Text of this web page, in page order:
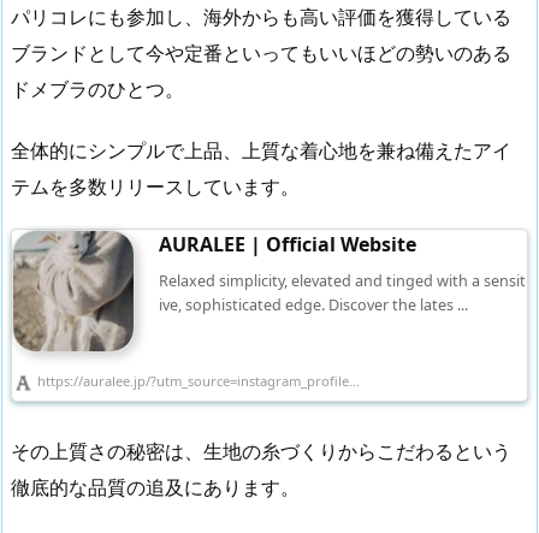
パリコレにも参加し、海外からも高い評価を獲得している
ブランドとして今や定番といってもいいほどの勢いのある
ドメブラのひとつ。
全体的にシンプルで上品、上質な着心地を兼ね備えたアイ
テムを多数リリースしています。
AURALEE | Official Website
Relaxed simplicity, elevated and tinged with a sensit
ive, sophisticated edge. Discover the lates ...
https://auralee.jp/?utm_source=instagram_profile...
その上質さの秘密は、生地の糸づくりからこだわるという
徹底的な品質の追及にあります。